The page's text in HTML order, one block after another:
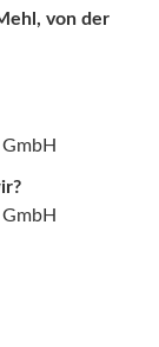
von der